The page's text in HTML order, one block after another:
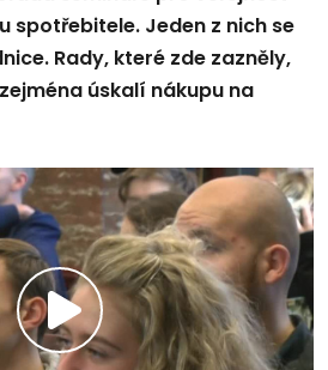
spotřebitele. Jeden z nich se
Rady, které zde zazněly,
úskalí nákupu na
Přehrát